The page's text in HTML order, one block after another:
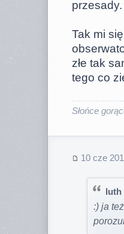
przesady.
Tak mi
złe tak
tego co
Słońce
10 cze
luth
:) ja